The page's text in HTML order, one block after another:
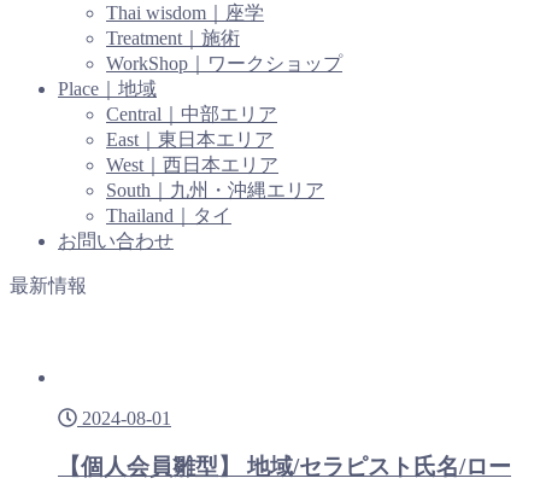
Thai wisdom｜座学
Treatment｜施術
WorkShop｜ワークショップ
Place｜地域
Central｜中部エリア
East｜東日本エリア
West｜西日本エリア
South｜九州・沖縄エリア
Thailand｜タイ
お問い合わせ
最新情報
2024-08-01
【個人会員雛型】 地域/セラピスト氏名/ロー